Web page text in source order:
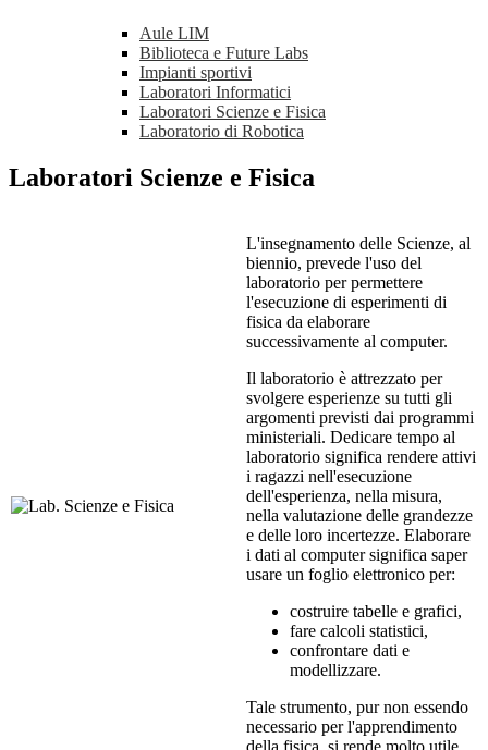
Aule LIM
Biblioteca e Future Labs
Impianti sportivi
Laboratori Informatici
Laboratori Scienze e Fisica
Laboratorio di Robotica
Laboratori Scienze e Fisica
L'insegnamento delle Scienze, al
biennio, prevede l'uso del
laboratorio per permettere
l'esecuzione di esperimenti di
fisica da elaborare
successivamente al computer.
Il laboratorio è attrezzato per
svolgere esperienze su tutti gli
argomenti previsti dai programmi
ministeriali. Dedicare tempo al
laboratorio significa rendere attivi
i ragazzi nell'esecuzione
dell'esperienza, nella misura,
nella valutazione delle grandezze
e delle loro incertezze. Elaborare
i dati al computer significa saper
usare un foglio elettronico per:
costruire tabelle e grafici,
fare calcoli statistici,
confrontare dati e
modellizzare.
Tale strumento, pur non essendo
necessario per l'apprendimento